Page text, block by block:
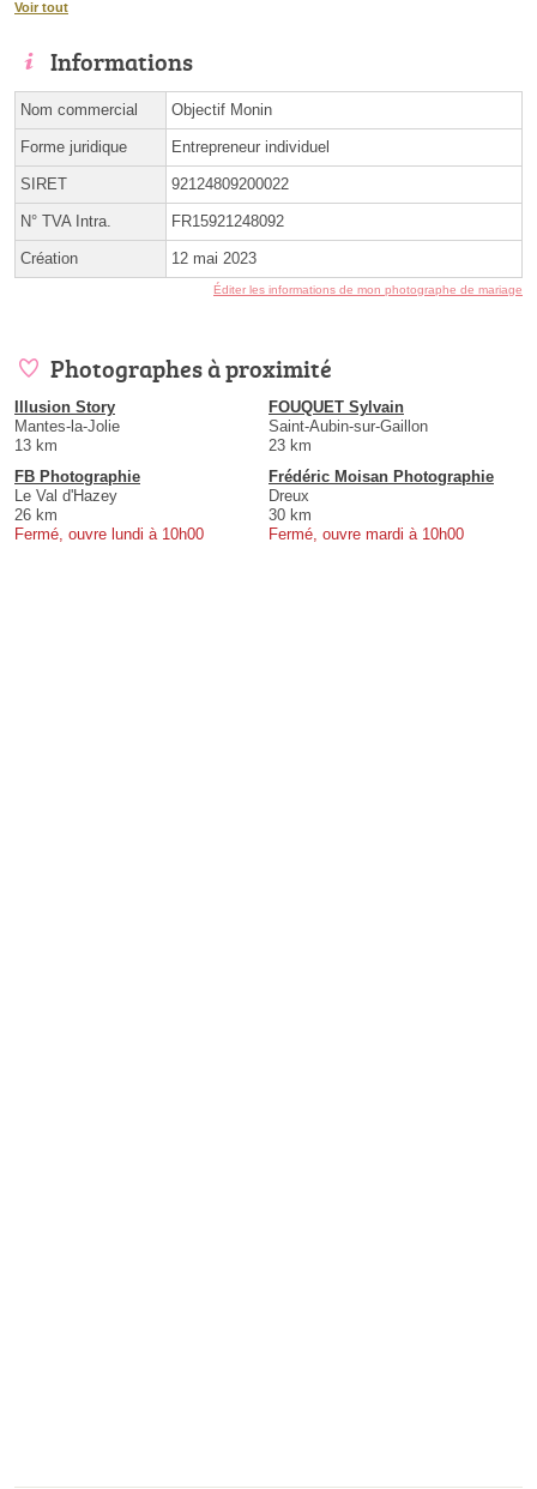
Voir tout
Informations
Nom commercial Objectif Monin
Forme juridique Entrepreneur individuel
SIRET 92124809200022
N° TVA Intra. FR15921248092
Création 12 mai 2023
Éditer les informations de mon photographe de mariage
Photographes à proximité
Illusion Story
Mantes-la-Jolie
13 km
FOUQUET Sylvain
Saint-Aubin-sur-Gaillon
23 km
FB Photographie
Le Val d'Hazey
26 km
Fermé, ouvre lundi à 10h00
Frédéric Moisan Photographie
Dreux
30 km
Fermé, ouvre mardi à 10h00